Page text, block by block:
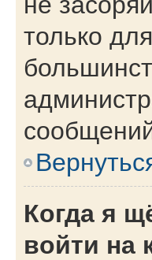
только
Когда я
войти на